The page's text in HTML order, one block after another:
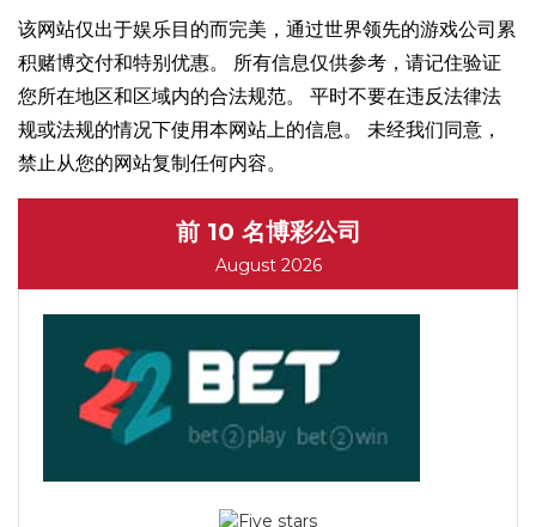
该网站仅出于娱乐目的而完美，通过世界领先的游戏公司累
积赌博交付和特别优惠。 所有信息仅供参考，请记住验证
您所在地区和区域内的合法规范。 平时不要在违反法律法
规或法规的情况下使用本网站上的信息。 未经我们同意，
禁止从您的网站复制任何内容。
前 10 名博彩公司
August 2026